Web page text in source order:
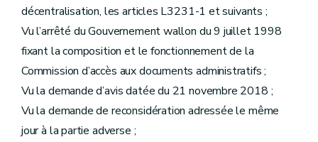
décentralisation, les articles L3231-1 et suivants ;
Vu l’arrêté du Gouvernement wallon du 9 juillet 1998
fixant la composition et le fonctionnement de la
Commission d’accès aux documents administratifs ;
Vu la demande d’avis datée du 21 novembre 2018 ;
Vu la demande de reconsidération adressée le même
jour à la partie adverse ;